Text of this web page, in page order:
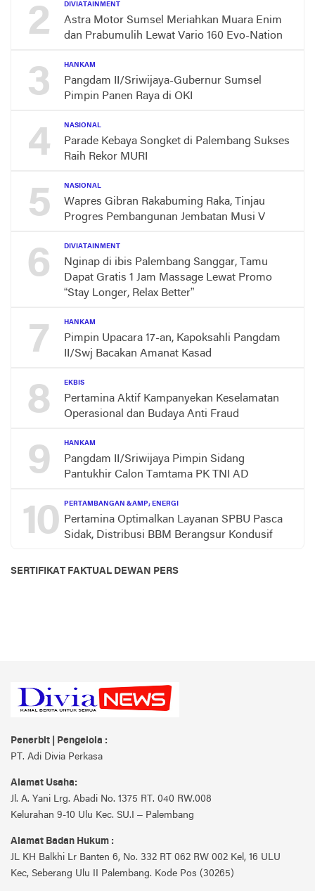
2 DIVIATAINMENT
Astra Motor Sumsel Meriahkan Muara Enim
dan Prabumulih Lewat Vario 160 Evo-Nation
3 HANKAM
Pangdam II/Sriwijaya-Gubernur Sumsel
Pimpin Panen Raya di OKI
4 NASIONAL
Parade Kebaya Songket di Palembang Sukses
Raih Rekor MURI
5 NASIONAL
Wapres Gibran Rakabuming Raka, Tinjau
Progres Pembangunan Jembatan Musi V
6 DIVIATAINMENT
Nginap di ibis Palembang Sanggar, Tamu
Dapat Gratis 1 Jam Massage Lewat Promo
“Stay Longer, Relax Better”
7 HANKAM
Pimpin Upacara 17-an, Kapoksahli Pangdam
II/Swj Bacakan Amanat Kasad
8 EKBIS
Pertamina Aktif Kampanyekan Keselamatan
Operasional dan Budaya Anti Fraud
9 HANKAM
Pangdam II/Sriwijaya Pimpin Sidang
Pantukhir Calon Tamtama PK TNI AD
10 PERTAMBANGAN &AMP; ENERGI
Pertamina Optimalkan Layanan SPBU Pasca
Sidak, Distribusi BBM Berangsur Kondusif
SERTIFIKAT FAKTUAL DEWAN PERS
Penerbit | Pengelola :
PT. Adi Divia Perkasa
Alamat Usaha:
Jl. A. Yani Lrg. Abadi No. 1375 RT. 040 RW.008
Kelurahan 9-10 Ulu Kec. SU.I – Palembang
Alamat Badan Hukum :
JL KH Balkhi Lr Banten 6, No. 332 RT 062 RW 002 Kel, 16 ULU
Kec, Seberang Ulu II Palembang. Kode Pos (30265)